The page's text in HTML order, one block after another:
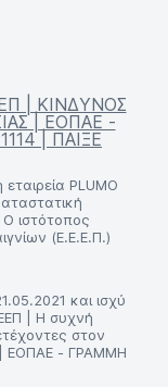
| ΚΙΝΔΥΝΟΣ
| ΕΟΠΑΕ -
| ΠΑΙΞΕ
PLUMO
ιστότοπος
(Ε.Ε.Ε.Π.)
και ισχύ
| Η συχνή
στον
| ΕΟΠΑΕ - ΓΡΑΜΜΗ